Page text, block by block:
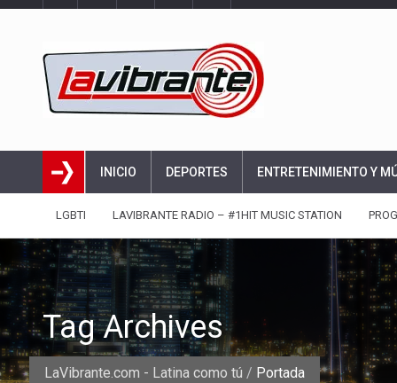
INICIO DEPORTES ENTRETENIMIENTO Y
LGBTI LAVIBRANTE RADIO – #1HIT MUSIC STATION
LaVibrante.com - Latina como tú / Portada
Tag Archives